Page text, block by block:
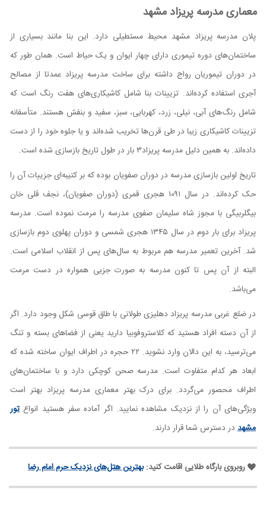
معماری مدرسه پریزاد مشهد
پلان مدرسه پریزاد مشهد محیط مستطیلی دارد. این بنا مانند بسیاری از
ساختمان‌های دوره تیموری دارای چهار ایوان و یک حیاط است. همان‌ طور که
در دوران تیموریان رواج داشته برای ساخت مدرسه پریزاد عمدتا از مصالح
آجری استفاده کرده‌اند. تزیینات بنا شامل کاشیکاری‌های هفت رنگ است که
شامل رنگ‌های آبی، نیلی، زرد، کهربایی، سبز، سفید و بنفش هستند. متأسفانه
تزیینات کاشیکاری زیبا در طی قرن‌ها تخریب شده‌اند و یا جلوه خود را از دست
داده‌اند. به همین دلیل مدرسه پریزاد۳ بار در طول تاریخ بازسازی شده است.
تاریخ اولین بازسازی مدرسه در دوران صفویان بوده که بر کتیبه‌ای جزییات آن را
حک کرده‌اند. در سال ۱۰۹۱ هجری قمری (دوران صفویان)، نجف قلی خان
بیگلربیگی با مجوز شاه سلیمان صفوی مدرسه را مرمت نموده است. مدرسه
پریزاد برای بار دوم در سال ۱۳۴۵ هجری شمسی و دوران پهلوی دوم بازسازی
شد. آخرین تعمیر مدرسه هم مربوط به سال‌های پس از انقلاب اسلامی است.
البته از آن پس تا کنون مدرسه به صورت جزیی همواره در دست مرمت
می‌باشد.
در ضلع غربی مدرسه پریزاد دهلیزی طولانی با طاق قوسی شکل وجود دارد. اگر
از آن دسته افراد هستید که کلاستروفوبیا دارید یعنی از فضاهای بسته و تنگ
می‌ترسید، به این دالان وارد نشوید. ۲۲ حجره در اطراف ایوان ساخته شده که
ابعاد هر کدام متفاوت است. مدرسه صحن کوچکی دارد و با ساختمان‌های
اطراف محصور می‌گردد. برای درک بهتر معماری مدرسه پریزاد بهتر است
ویژگی‌های آن را از نزدیک مشاهده نمایید. اگر آماده سفر هستید انواع تور
مشهد در دسترس شما قرار دارند.
روبروی بارگاه طلایی اقامت کنید:بهترین هتل‌های نزدیک حرم امام رضا